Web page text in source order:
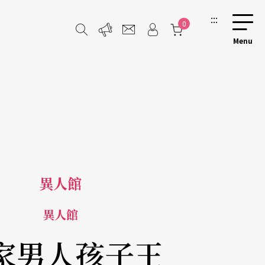
0 :::
異人館
異人館
男人孩子王